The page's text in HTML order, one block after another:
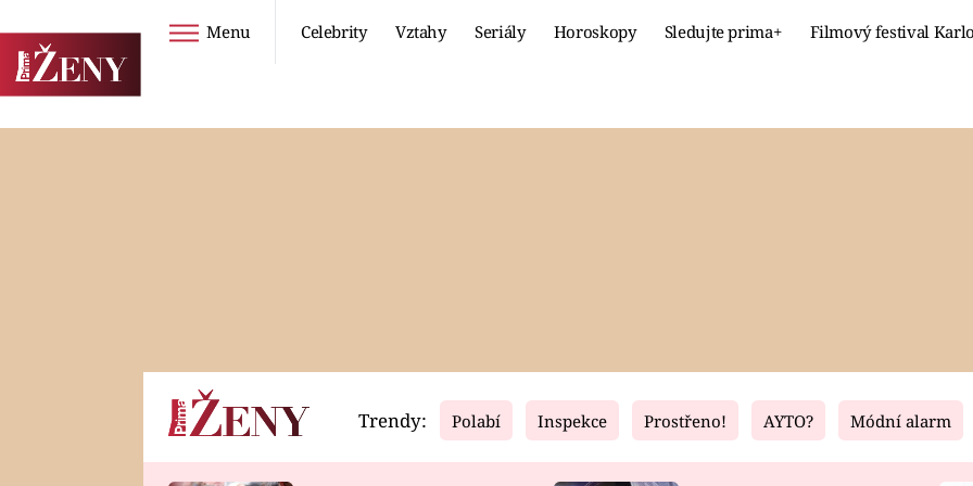
Menu Celebrity Vztahy Seriály Horoskopy Sledujte prima+ Filmový festival
Horoskopy Video Fresh Living
Trendy: Polabí Inspekce Prostřeno! AYTO? Módní alarm